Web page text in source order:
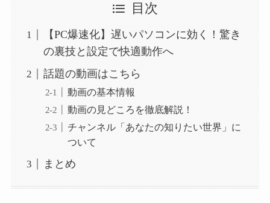
目次
【PC爆速化】遅いパソコンに効く！驚き
の裏技と設定で快適動作へ
話題の動画はこちら
動画の基本情報
動画の見どころを徹底解説！
チャンネル「あなたの知りたい世界」に
ついて
まとめ